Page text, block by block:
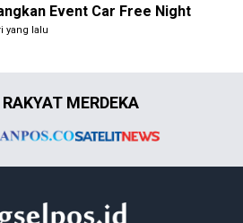
Event Car Free Night
yang lalu
MERDEKA